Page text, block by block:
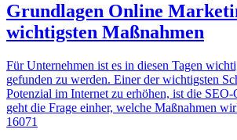
Grundlagen Online
wichtigsten Maßnahmen
Für Unternehmen ist es in diesen Tagen
gefunden zu werden. Einer der wichtigsten
Potenzial im Internet zu erhöhen, ist die
geht die Frage einher, welche Maßnahmen
16071